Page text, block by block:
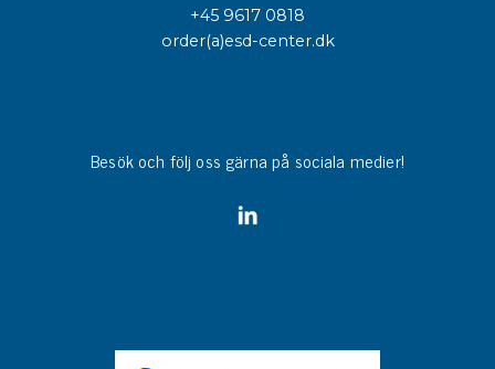
+45 9617 0818
order(a)esd-center.dk
Besök och följ oss gärna på sociala medier!